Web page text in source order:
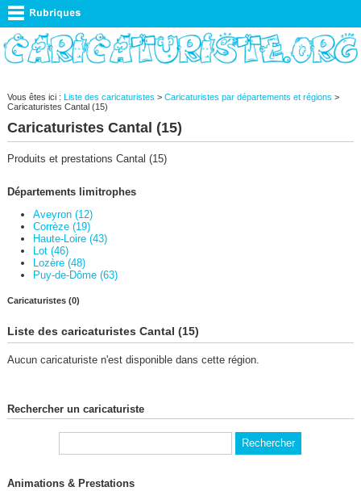
Vous êtes ici : Liste des caricaturistes > Caricaturistes par départements et régions >
Caricaturistes Cantal (15)
Caricaturistes Cantal (15)
Produits et prestations Cantal (15)
Départements limitrophes
Aveyron (12)
Corrèze (19)
Haute-Loire (43)
Lot (46)
Lozère (48)
Puy-de-Dôme (63)
Caricaturistes (0)
Liste des caricaturistes Cantal (15)
Aucun caricaturiste n'est disponible dans cette région.
Rechercher un caricaturiste
Animations & Prestations